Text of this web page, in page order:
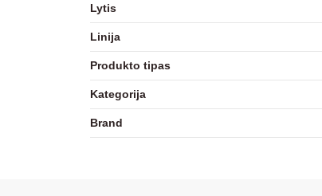
Lytis
Linija
Produkto tipas
Kategorija
Brand